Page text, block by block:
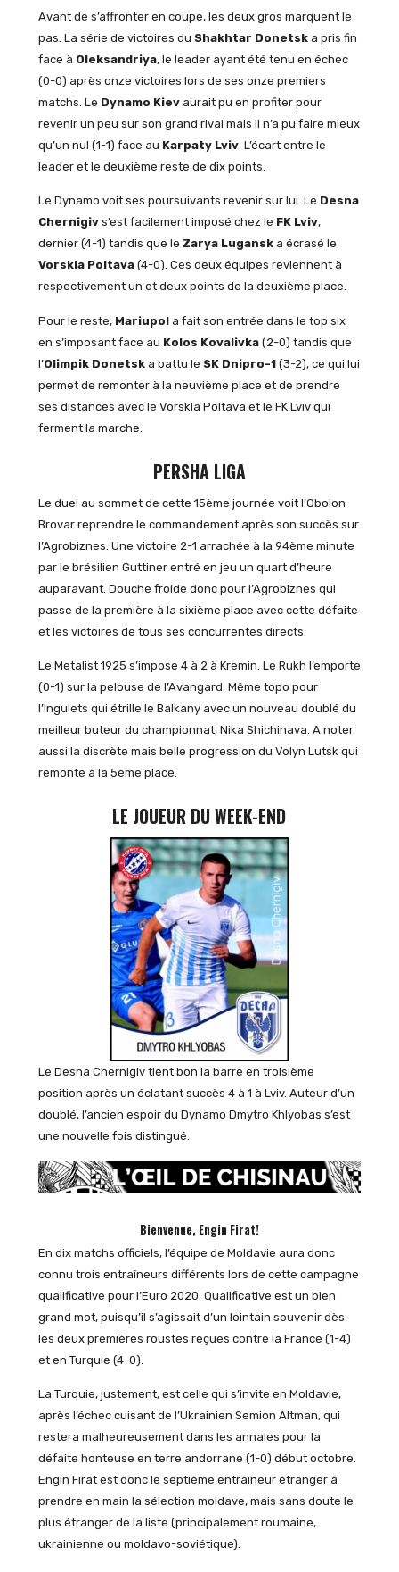
Avant de s’affronter en coupe, les deux gros marquent le
pas. La série de victoires du Shakhtar Donetska pris fin
face à Oleksandriya, le leader ayant été tenu en échec
(0-0) après onze victoires lors de ses onze premiers
matchs. Le Dynamo Kievaurait pu en profiter pour
revenir un peu sur son grand rival mais il n’a pu faire mieux
qu’un nul (1-1) face au Karpaty Lviv. L’écart entre le
leader et le deuxième reste de dix points.
Le Dynamo voit ses poursuivants revenir sur lui. Le Desna
Chernigivs’est facilement imposé chez le FK Lviv,
dernier (4-1) tandis que le Zarya Luganska écrasé le
Vorskla Poltava(4-0). Ces deux équipes reviennent à
respectivement un et deux points de la deuxième place.
Pour le reste, Mariupola fait son entrée dans le top six
en s’imposant face au Kolos Kovalivka(2-0) tandis que
l’Olimpik Donetska battu le SK Dnipro-1(3-2), ce qui lui
permet de remonter à la neuvième place et de prendre
ses distances avec le Vorskla Poltava et le FK Lviv qui
ferment la marche.
PERSHA LIGA
Le duel au sommet de cette 15ème journée voit l’Obolon
Brovar reprendre le commandement après son succès sur
l’Agrobiznes. Une victoire 2-1 arrachée à la 94ème minute
par le brésilien Guttiner entré en jeu un quart d’heure
auparavant. Douche froide donc pour l’Agrobiznes qui
passe de la première à la sixième place avec cette défaite
et les victoires de tous ses concurrentes directs.
Le Metalist 1925 s’impose 4 à 2 à Kremin. Le Rukh l’emporte
(0-1) sur la pelouse de l’Avangard. Même topo pour
l’Ingulets qui étrille le Balkany avec un nouveau doublé du
meilleur buteur du championnat, Nika Shichinava. A noter
aussi la discrète mais belle progression du Volyn Lutsk qui
remonte à la 5ème place.
LE JOUEUR DU WEEK-END
Le Desna Chernigiv tient bon la barre en troisième
position après un éclatant succès 4 à 1 à Lviv. Auteur d’un
doublé, l’ancien espoir du Dynamo Dmytro Khlyobas s’est
une nouvelle fois distingué.
Bienvenue, Engin Firat!
En dix matchs officiels, l’équipe de Moldavie aura donc
connu trois entraîneurs différents lors de cette campagne
qualificative pour l’Euro 2020. Qualificative est un bien
grand mot, puisqu’il s’agissait d’un lointain souvenir dès
les deux premières roustes reçues contre la France (1-4)
et en Turquie (4-0).
La Turquie, justement, est celle qui s’invite en Moldavie,
après l’échec cuisant de l’Ukrainien Semion Altman, qui
restera malheureusement dans les annales pour la
défaite honteuse en terre andorrane (1-0) début octobre.
Engin Firat est donc le septième entraîneur étranger à
prendre en main la sélection moldave, mais sans doute le
plus étranger de la liste (principalement roumaine,
ukrainienne ou moldavo-soviétique).